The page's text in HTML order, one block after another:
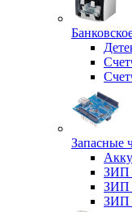
Запасные
ЗИП
ЗИП
ЗИП